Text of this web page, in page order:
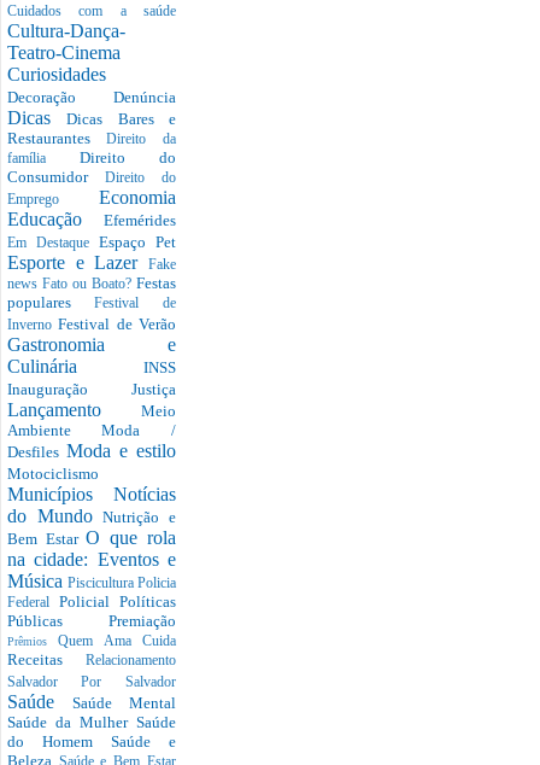
Cuidados com a saúde
Cultura-Dança-
Teatro-Cinema
Curiosidades
Decoração Denúncia
DicasDicas Bares e
RestaurantesDireito da
família Direito do
Consumidor Direito do
Emprego Economia
Educação Efemérides
Em Destaque Espaço Pet
Esporte e Lazer
Fake
news Fato ou Boato? Festas
popularesFestival de
InvernoFestival de Verão
Gastronomia e
Culinária INSS
Inauguração Justiça
Lançamento Meio
AmbienteModa /
Desfiles Moda e estilo
Motociclismo
Municípios Notícias
do MundoNutrição e
Bem EstarO que rola
na cidade: Eventos e
Música Piscicultura Policia
Federal Policial Políticas
Públicas Premiação
PrêmiosQuem Ama Cuida
Receitas Relacionamento
Salvador Por Salvador
Saúde Saúde Mental
Saúde da Mulher Saúde
do Homem Saúde e
Beleza